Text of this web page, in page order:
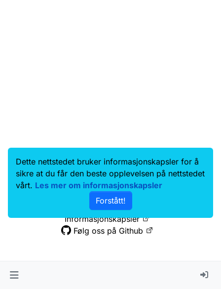
Data.norge.no
Kontakt oss
Samtykke og brukervilkår
Tilgjengelighetserklæring
Personvernerklæring
Informasjonskapsler
Følg oss på Github
Dette nettstedet bruker informasjonskapsler for å
sikre at du får den beste opplevelsen på nettstedet
vårt. Les mer om informasjonskapsler
Forstått!